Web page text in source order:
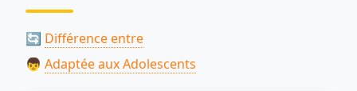
🔄 Différence entre
👦 Adaptée aux Adolescents